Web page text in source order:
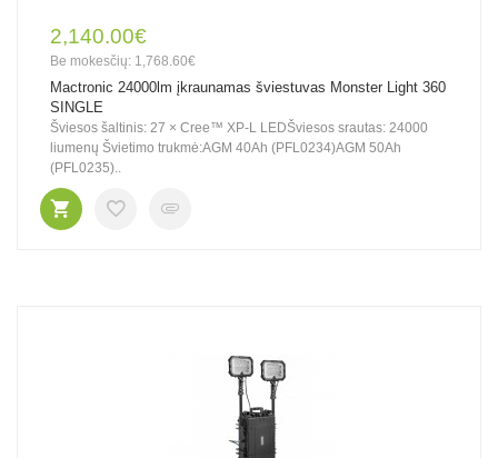
2,140.00€
Be mokesčių: 1,768.60€
Mactronic 24000lm įkraunamas šviestuvas Monster Light 360
SINGLE
Šviesos šaltinis: 27 × Cree™ XP-L LEDŠviesos srautas: 24000
liumenų Švietimo trukmė:AGM 40Ah (PFL0234)AGM 50Ah
(PFL0235)..